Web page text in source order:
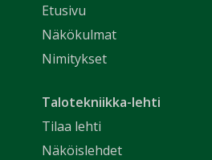
Etusivu
Näkökulmat
Nimitykset
Talotekniikka-lehti
Tilaa lehti
Näköislehdet